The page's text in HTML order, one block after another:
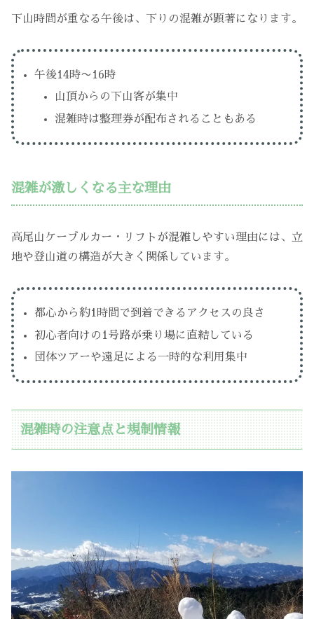
下山時間が重なる午後は、下りの混雑が顕著になります。
午後14時〜16時
山頂からの下山客が集中
混雑時は整理券が配布されることもある
混雑が激しくなる主な理由
高尾山ケーブルカー・リフトが混雑しやすい理由には、立
地や登山道の構造が大きく関係しています。
都心から約1時間で到着できるアクセスの良さ
初心者向けの1号路が乗り場に直結している
団体ツアーや遠足による一時的な利用集中
混雑時の注意点と規制情報